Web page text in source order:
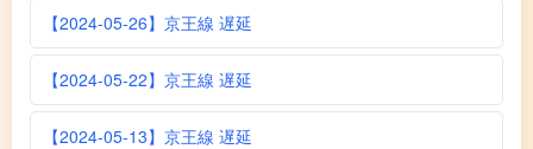
【2024-05-26】京王線 遅延
【2024-05-22】京王線 遅延
【2024-05-13】京王線 遅延